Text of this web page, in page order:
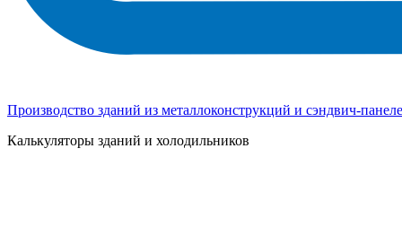
Производство зданий из металлоконструкций и сэндвич-
Калькуляторы зданий и холодильников